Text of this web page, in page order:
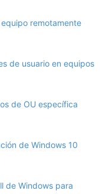
remotamente
de usuario en equipos
de OU específica
de Windows 10
de Windows para